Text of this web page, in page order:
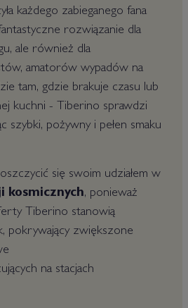
każdego zabieganego fana
rozwiązanie dla
ale również dla
amatorów wypadów na
tam, gdzie brakuje czasu lub
kuchni - Tiberino sprawdzi
szybki, pożywny i pełen smaku
się swoim udziałem w
kosmicznych, ponieważ
Tiberino stanowią
pokrywający zwiększone
na stacjach